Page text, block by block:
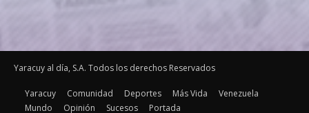
Yaracuy al día, S.A. Todos los derechos Reservados
Yaracuy Comunidad Deportes Más Vida
Venezuela
Mundo
Opinión Sucesos Portada